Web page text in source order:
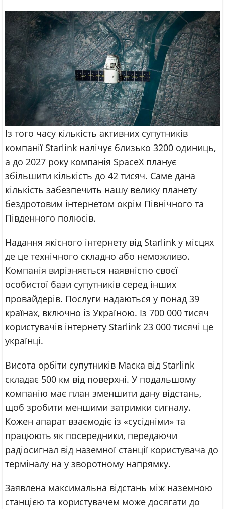
Із того часу кількість активних супутників
компанії Starlink налічує близько 3200 одиниць,
а до 2027 року компанія SpaceX планує
збільшити кількість до 42 тисяч. Саме дана
кількість забезпечить нашу велику планету
бездротовим інтернетом окрім Північного та
Південного полюсів.
Надання якісного інтернету від Starlink у місцях
де це технічного складно або неможливо.
Компанія вирізняється наявністю своєї
особистої бази супутників серед інших
провайдерів. Послуги надаються у понад 39
країнах, включно із Україною. Із 700 000 тисяч
користувачів інтернету Starlink 23 000 тисячі це
українці.
Висота орбіти супутників Маска від Starlink
складає 500 км від поверхні. У подальшому
компанію має план зменшити дану відстань,
щоб зробити меншими затримки сигналу.
Кожен апарат взаємодіє із «сусідніми» та
працюють як посередники, передаючи
радіосигнал від наземної станції користувача до
терміналу на у зворотному напрямку.
Заявлена максимальна відстань між наземною
станцією та користувачем може досягати до